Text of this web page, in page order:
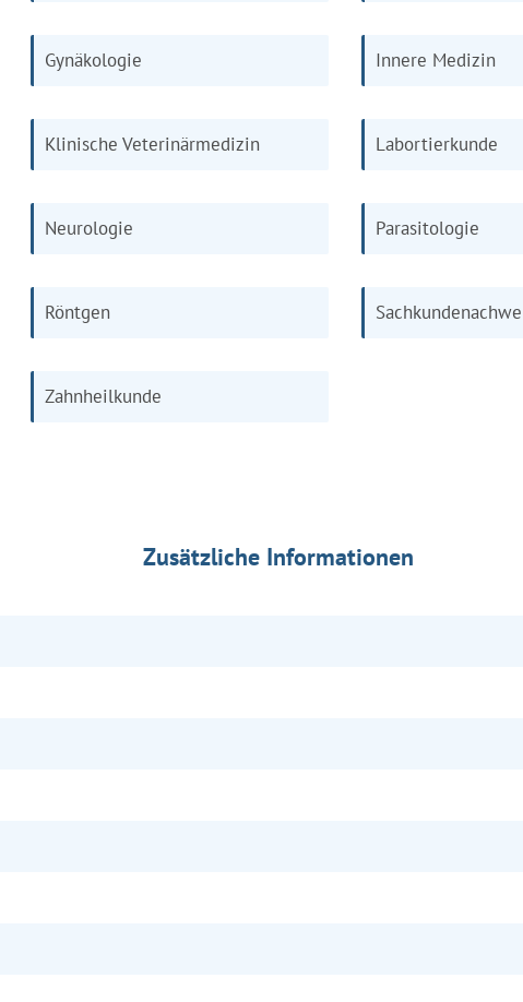
Gynäkologie Innere Medizin
Klinische Veterinärmedizin Labortierkunde
Neurologie Parasitologie
Röntgen
Zahnheilkunde
Zusätzliche Informationen